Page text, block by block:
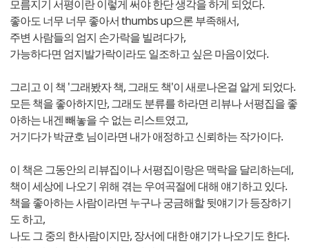
모름지기 서평이란 이렇게 써야 한단 생각을 하게 되었다.
좋아도 너무 너무 좋아서 thumbs up으론 부족해서,
주변 사람들의 엄지 손가락을 빌려다가,
가능하다면 엄지발가락이라도 일조하고 싶은 마음이었다.
그리고 이 책 '그래봤자 책, 그래도 책'이 새로나온걸 알게 되었다.
모든 책을 좋아하지만, 그래도 분류를 하라면 리뷰나 서평집을 좋
아하는 내겐 빼놓을 수 없는 리스트였고,
거기다가 박균호 님이라면 내가 애정하고 신뢰하는 작가이다.
이 책은 그동안의 리뷰집이나 서평집이랑은 맥락을 달리하는데,
책이 세상에 나오기 위해 겪는 우여곡절에 대해 얘기하고 있다.
책을 좋아하는 사람이라면 누구나 궁금해할 뒷얘기가 등장하기
도 하고,
나도 그 중의 한사람이지만, 장서에 대한 얘기가 나오기도 한다.